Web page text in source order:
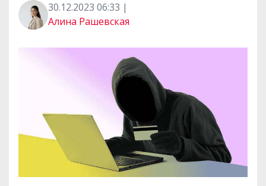
30.12.2023 06:33 |
Алина Рашевская